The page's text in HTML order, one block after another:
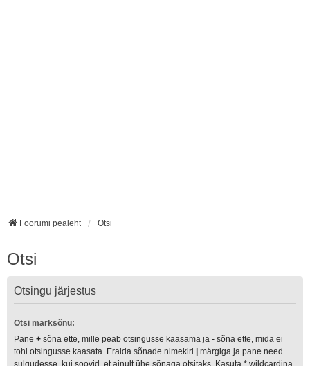
Foorumi pealeht Otsi
Otsi
Otsingu järjestus
Otsi märksõnu:
Pane + sõna ette, mille peab otsingusse kaasama ja - sõna ette, mida ei
tohi otsingusse kaasata. Eralda sõnade nimekiri
märgiga ja pane need
sulgudesse, kui soovid, et ainult ühe sõnaga otsitaks. Kasuta * wildcardina